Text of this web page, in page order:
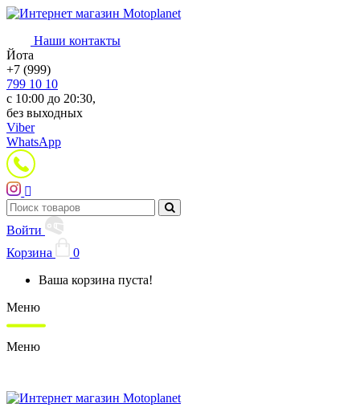
Наши контакты
Йота
+7 (999)
799 10 10
с 10:00 до 20:30,
без выходных
Viber
WhatsApp
Войти
Корзина
0
Ваша корзина пуста!
Меню
Меню